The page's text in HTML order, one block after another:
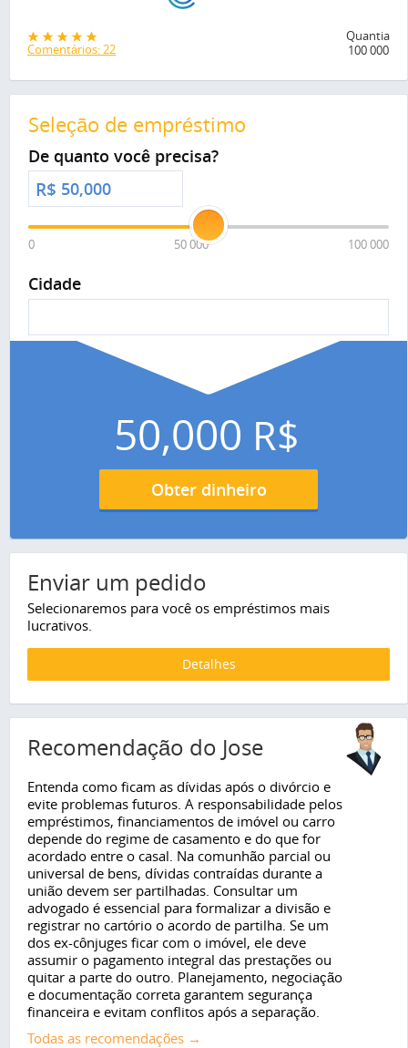
Comentários: 22
Quantia
100 000
Seleção de empréstimo
De quanto você precisa?
R$
0 50 000 100 000
Cidade
50,000 R$
Obter dinheiro
Enviar um pedido
Selecionaremos para você os empréstimos mais
lucrativos.
Detalhes
Recomendação do Jose
Entenda como ficam as dívidas após o divórcio e
evite problemas futuros. A responsabilidade pelos
empréstimos, financiamentos de imóvel ou carro
depende do regime de casamento e do que for
acordado entre o casal. Na comunhão parcial ou
universal de bens, dívidas contraídas durante a
união devem ser partilhadas. Consultar um
advogado é essencial para formalizar a divisão e
registrar no cartório o acordo de partilha. Se um
dos ex-cônjuges ficar com o imóvel, ele deve
assumir o pagamento integral das prestações ou
quitar a parte do outro. Planejamento, negociação
e documentação correta garantem segurança
financeira e evitam conflitos após a separação.
Todas as recomendações →